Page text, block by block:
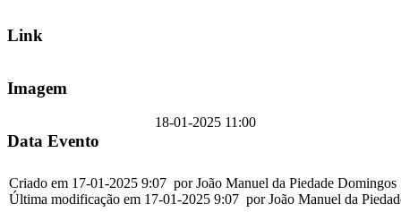
Link
Imagem
Data Evento
18-01-2025 11:00
Criado em 17-01-2025 9:07 por João Manuel da Piedade Domingos
Última modificação em 17-01-2025 9:07 por João Manuel da